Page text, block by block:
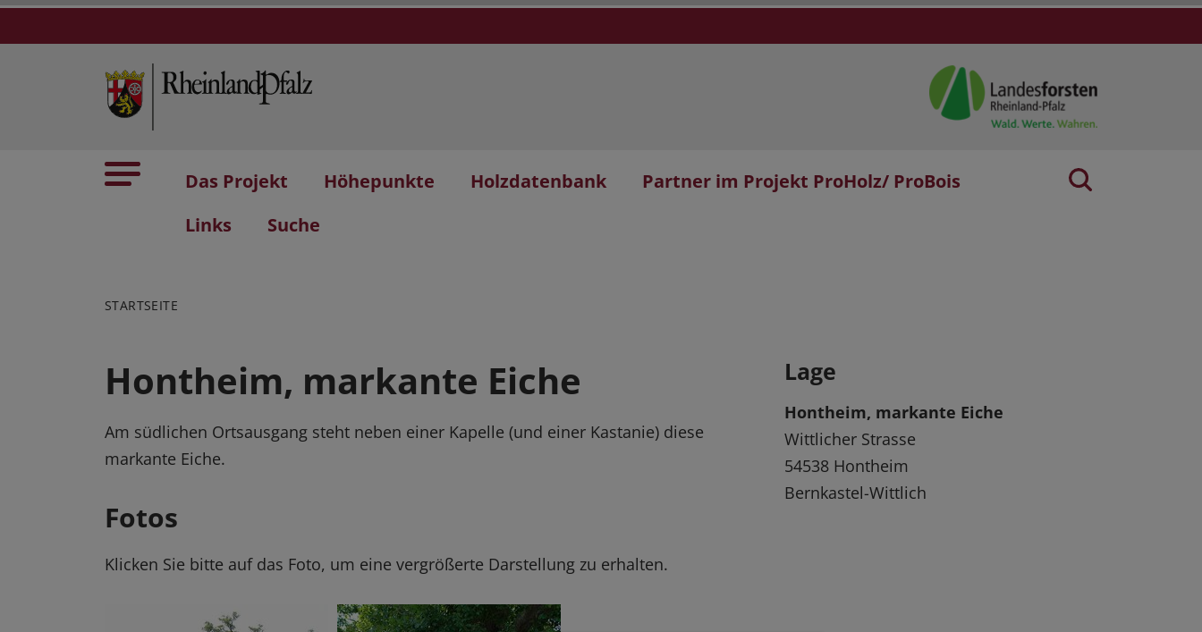
Das Projekt Höhepunkte Holzdatenbank
Partner im Projekt ProHolz/ ProBois
Links
Suche
STARTSEITE
Hontheim, markante Eiche
Am südlichen Ortsausgang steht neben einer Kapelle (und einer Kastanie) diese
markante Eiche.
Fotos
Klicken Sie bitte auf das Foto, um eine vergrößerte Darstellung zu erhalten.
Lage
Hontheim, markante Eiche
Wittlicher Strasse
54538 Hontheim
Bernkastel-Wittlich